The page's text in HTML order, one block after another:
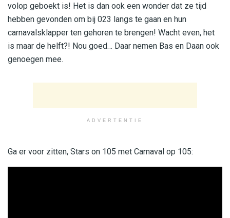
volop geboekt is! Het is dan ook een wonder dat ze tijd
hebben gevonden om bij 023 langs te gaan en hun
carnavalsklapper ten gehoren te brengen! Wacht even, het
is maar de helft?! Nou goed… Daar nemen Bas en Daan ook
genoegen mee.
ADVERTENTIE
Ga er voor zitten, Stars on 105 met Carnaval op 105: